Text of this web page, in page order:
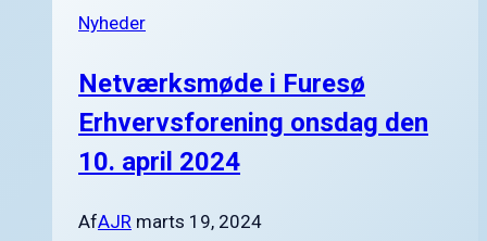
Nyheder
Netværksmøde i Furesø
Erhvervsforening onsdag den
10. april 2024
AfAJR marts 19, 2024